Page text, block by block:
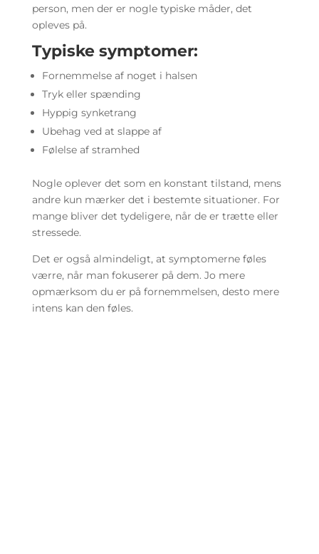
person, men der er nogle typiske måder, det
opleves på.
Typiske symptomer:
Fornemmelse af noget i halsen
Tryk eller spænding
Hyppig synketrang
Ubehag ved at slappe af
Følelse af stramhed
Nogle oplever det som en konstant tilstand, mens
andre kun mærker det i bestemte situationer. For
mange bliver det tydeligere, når de er trætte eller
stressede.
Det er også almindeligt, at symptomerne føles
værre, når man fokuserer på dem. Jo mere
opmærksom du er på fornemmelsen, desto mere
intens kan den føles.